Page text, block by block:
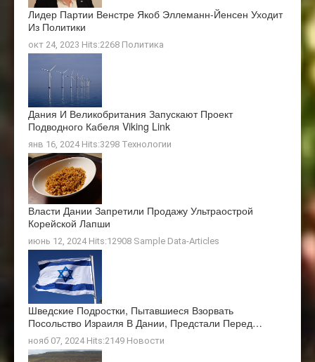
Лидер Партии Венстре Якоб Эллеманн-Йенсен Уходит
Из Политики
окт 24, 2023 Hits:2268 Политика
Дания И Великобритания Запускают Проект
Подводного Кабеля Viking Link
янв 16, 2024 Hits:3298 Технологии
Власти Дании Запретили Продажу Ультраострой
Корейской Лапши
июнь 12, 2024 Hits:12908 Sample Data-Articles
Шведские Подростки, Пытавшиеся Взорвать
Посольство Израиля В Дании, Предстали Перед…
нояб 07, 2024 Hits:2149 Новости